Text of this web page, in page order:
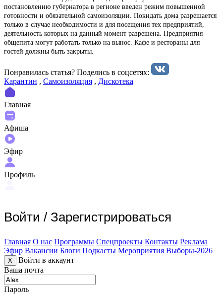
постановлению губернатора в регионе введен режим повышенной
готовности и обязательной самоизоляции. Покидать дома разрешается
только в случае необходимости и для посещения тех предприятий,
деятельность которых на данный момент разрешена. Предприятия
общепита могут работать только на вынос. Кафе и рестораны для
гостей должны быть закрыты.
Понравилась статья? Поделиcь в соцсетях:
Карантин , Самоизоляция , Дискотека
Главная
Афиша
Эфир
Профиль
Войти / Зарегистрироваться
Главная О нас Программы Спецпроекты Контакты Реклама
Эфир Вакансии Блоги Подкасты Мероприятия Выборы-2026
X
Войти в аккаунт
Ваша почта
Пароль